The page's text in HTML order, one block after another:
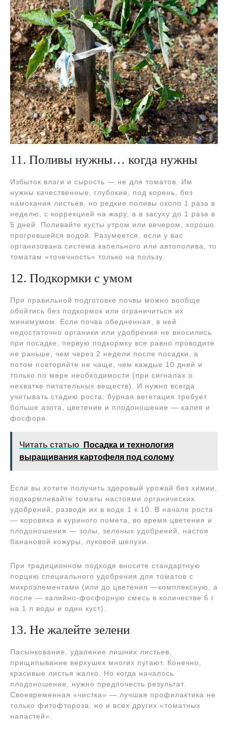
11. Поливы нужны… когда нужны
Избыток влаги и сырость — не для томатов. Им
нужны качественные, глубокие, под корень, без
намокания листьев, но редкие поливы около 1 раза в
неделю, с коррекцией на жару, а в засуху до 1 раза в
5 дней. Поливайте кусты утром или вечером, хорошо
прогревшейся водой. Разумеется, если у вас
организована система капельного или автополива, то
томатам «точечность» только на пользу.
12. Подкормки с умом
При правильной подготовке почвы можно вообще
обойтись без подкормок или ограничиться их
минимумом. Если почва обедненная, в ней
недостаточно органики или удобрения не вносились
при посадке, первую подкормку все равно проводите
не раньше, чем через 2 недели после посадки, а
потом повторяйте не чаще, чем каждые 10 дней и
только по мере необходимости (при сигналах о
нехватке питательных веществ). И нужно всегда
учитывать стадию роста: бурная вегетация требует
больше азота, цветение и плодоношение — калия и
фосфора.
Читать статью
Посадка и технология
выращивания картофеля под солому
Если вы хотите получить здоровый урожай без химии,
подкармливайте томаты настоями органических
удобрений, разводя их в воде 1 к 10. В начале роста
— коровяка и куриного помета, во время цветения и
плодоношения — золы, зеленых удобрений, настоя
банановой кожуры, луковой шелухи.
При традиционном подходе вносите стандартную
порцию специального удобрения для томатов с
микроэлементами (или до цветения —комплексную, а
после — калийно-фосфорную смесь в количестве 6 г
на 1 л воды и один куст).
13. Не жалейте зелени
Пасынкование, удаление лишних листьев,
прищипывание верхушек многих пугают. Конечно,
красивые листья жалко. Но когда началось
плодоношение, нужно предпочесть результат.
Своевременная «чистка» — лучшая профилактика не
только фитофтороза, но и всех других «томатных
напастей».